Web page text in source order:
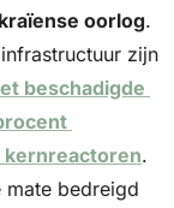
oorlog.
zijn
beschadigde
kernreactoren.
mate bedreigd